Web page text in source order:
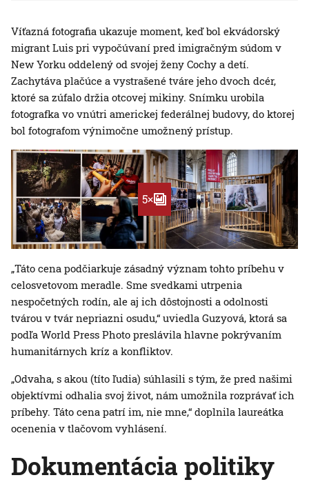
Víťazná fotografia ukazuje moment, keď bol ekvádorský
migrant Luis pri vypočúvaní pred imigračným súdom v
New Yorku oddelený od svojej ženy Cochy a detí.
Zachytáva plačúce a vystrašené tváre jeho dvoch dcér,
ktoré sa zúfalo držia otcovej mikiny. Snímku urobila
fotografka vo vnútri americkej federálnej budovy, do ktorej
bol fotografom výnimočne umožnený prístup.
5×
„Táto cena podčiarkuje zásadný význam tohto príbehu v
celosvetovom meradle. Sme svedkami utrpenia
nespočetných rodín, ale aj ich dôstojnosti a odolnosti
tvárou v tvár nepriazni osudu,“ uviedla Guzyová, ktorá sa
podľa World Press Photo preslávila hlavne pokrývaním
humanitárnych kríz a konfliktov.
„Odvaha, s akou (títo ľudia) súhlasili s tým, že pred našimi
objektívmi odhalia svoj život, nám umožnila rozprávať ich
príbehy. Táto cena patrí im, nie mne,“ doplnila laureátka
ocenenia v tlačovom vyhlásení.
Dokumentácia politiky